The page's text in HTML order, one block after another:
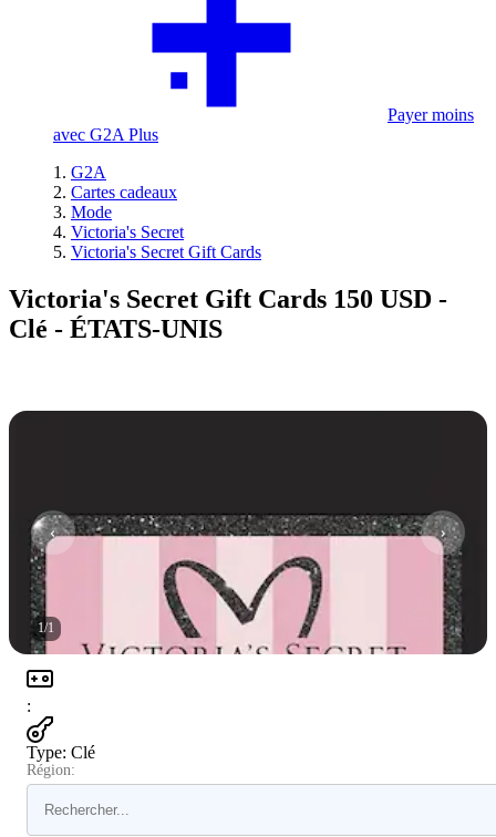
Payer moins
avec G2A Plus
G2A
Cartes cadeaux
Mode
Victoria's Secret
Victoria's Secret Gift Cards
Victoria's Secret Gift Cards 150 USD -
Clé - ÉTATS-UNIS
1/1
:
Type: Clé
Région: